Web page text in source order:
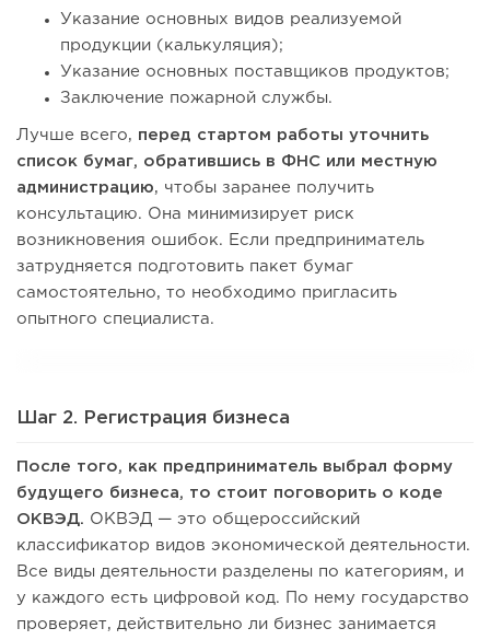
Указание основных видов реализуемой
продукции (калькуляция);
Указание основных поставщиков продуктов;
Заключение пожарной службы.
Лучше всего, перед стартом работы уточнить
список бумаг, обратившись в ФНС или местную
администрацию, чтобы заранее получить
консультацию. Она минимизирует риск
возникновения ошибок. Если предприниматель
затрудняется подготовить пакет бумаг
самостоятельно, то необходимо пригласить
опытного специалиста.
Шаг 2. Регистрация бизнеса
После того, как предприниматель выбрал форму
будущего бизнеса, то стоит поговорить о коде
ОКВЭД. ОКВЭД — это общероссийский
классификатор видов экономической деятельности.
Все виды деятельности разделены по категориям, и
у каждого есть цифровой код. По нему государство
проверяет, действительно ли бизнес занимается